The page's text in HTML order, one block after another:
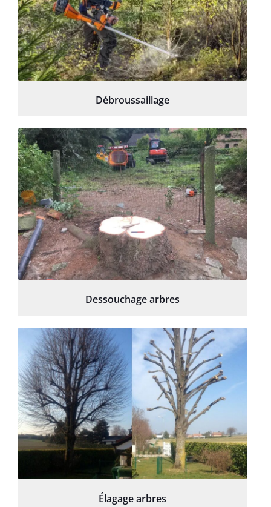
Débroussaillage
Dessouchage arbres
Élagage arbres